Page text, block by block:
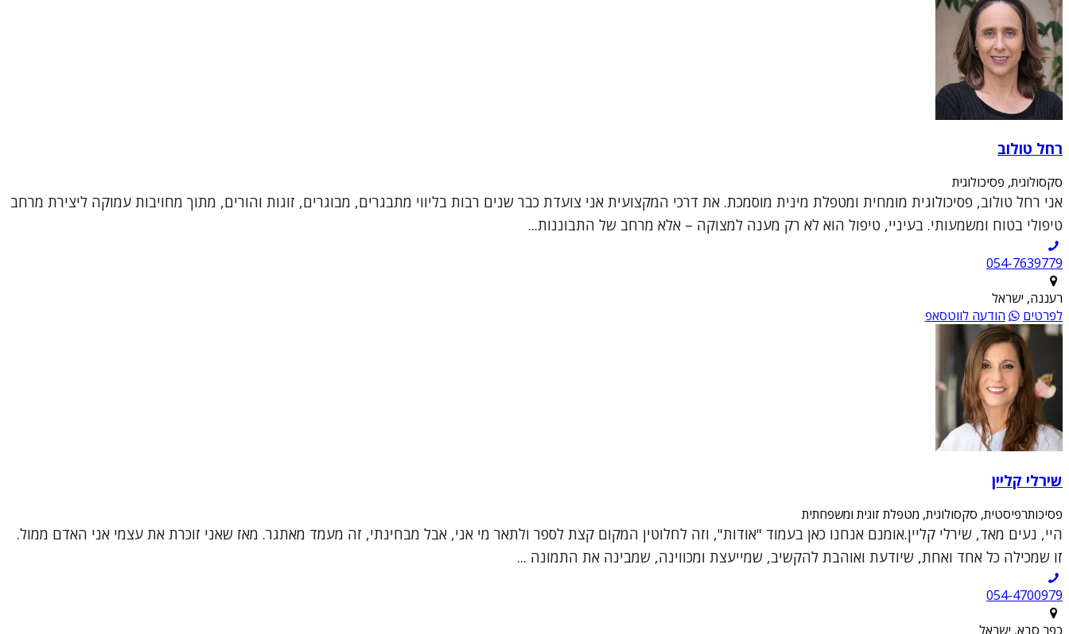
רחל טולוב
סקסולוגית, פסיכולוגית
אני רחל טולוב, פסיכולוגית מומחית ומטפלת מינית מוסמכת. את דרכי המקצועית אני צועדת כבר שנים רבות בליווי מתבגרים, מבוגרים, זוגות והורים, מתוך מחויבות עמוקה ליצירת מרחב
טיפולי בטוח ומשמעותי. בעיניי, טיפול הוא לא רק מענה למצוקה – אלא מרחב של התבוננות...
054-7639779
רעננה, ישראל
לפרטים
הודעה לווטסאפ
שירלי קליין
פסיכותרפיסטית, סקסולוגית, מטפלת זוגית ומשפחתית
היי, נעים מאד, שירלי קליין.אומנם אנחנו כאן בעמוד "אודות", וזה לחלוטין המקום קצת לספר ולתאר מי אני, אבל מבחינתי, זה מעמד מאתגר. מאז שאני זוכרת את עצמי אני האדם ממול.
זו שמכילה כל אחד ואחת, שיודעת ואוהבת להקשיב, שמייעצת ומכווינה, שמבינה את התמונה ...
054-4700979
כפר סבא, ישראל